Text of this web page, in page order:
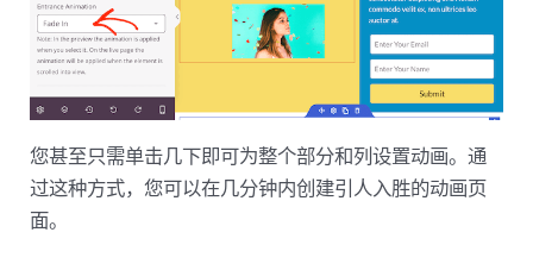
您甚至只需单击几下即可为整个部分和列设置动画。通
过这种方式，您可以在几分钟内创建引人入胜的动画页
面。